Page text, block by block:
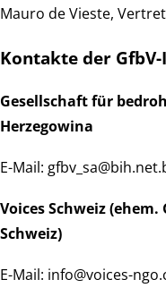
Mauro de Vieste,
Kontakte der
Gesellschaft für
Herzegowina
E-Mail:
Voices Schweiz
Schweiz)
E-Mail: info@voices-